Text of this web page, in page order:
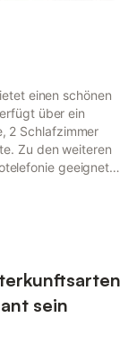
einen schönen
über ein
2 Schlafzimmer
Zu den weiteren
geeignet),
zur Verfügung.
sein